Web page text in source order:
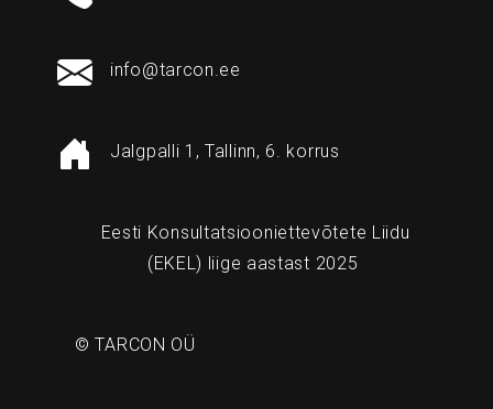
info@tarcon.ee
Jalgpalli 1, Tallinn, 6. korrus
Eesti Konsultatsiooniettevõtete Liidu
(EKEL) liige aastast 2025
© TARCON OÜ